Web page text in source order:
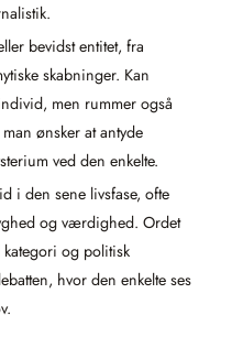
bevidst entitet, fra
skabninger. Kan
men rummer også
ønsker at antyde
ved den enkelte.
i den sene livsfase, ofte
og værdighed. Ordet
og politisk
hvor den enkelte ses